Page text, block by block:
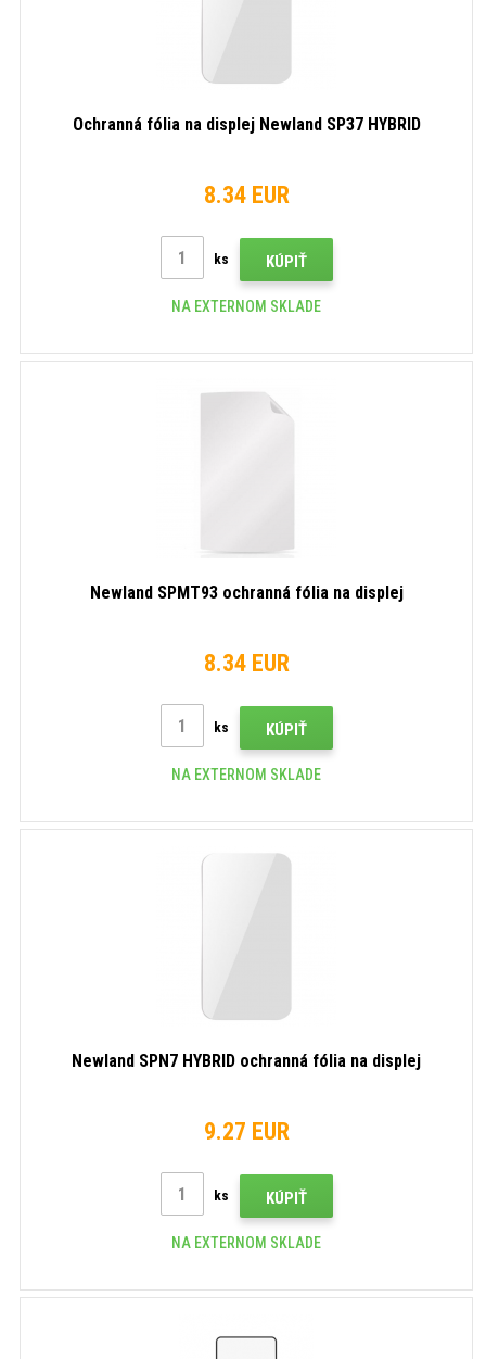
Ochranná fólia na displej Newland SP37 HYBRID
8.34 EUR
ks KÚPIŤ
NA EXTERNOM SKLADE
Newland SPMT93 ochranná fólia na displej
8.34 EUR
ks KÚPIŤ
NA EXTERNOM SKLADE
Newland SPN7 HYBRID ochranná fólia na displej
9.27 EUR
ks KÚPIŤ
NA EXTERNOM SKLADE